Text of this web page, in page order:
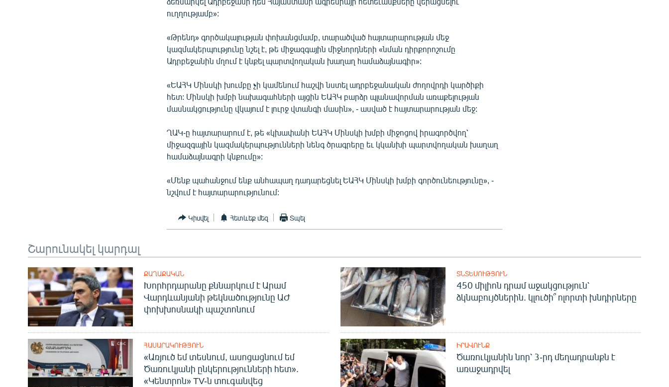
ուղղությամբ»:
«Թրենդ» գործակալության փոխանցմամբ, տարածված հայտարարության մեջ
կազմակերպությունը նշել է, թե միջազգային միջնորդների «նման դիրքորոշումը
Ադրբեջանին մղում է կնքել պարտվողական խաղաղ համաձայնագիր»:
«ԵԱՀԿ Մինսկի խումբը չի կամենում հաշվի նստել ադրբեջանական ժողովրդի կարծիքի
հետ: Մինսկի խմբի նախագահների այցին ԵԱՀԿ բարձր պլանավորման առաքելության
մասնակցությունը վկայում է լուրջ վտանգի մասին», - ասված է հայտարարության մեջ:
ՂԱԿ-ը հայտարարում է, թե «կխափանի ԵԱՀԿ Մինսկի խմբի միջոցով իրագործվող՝
միջազգային կազմակերպությունների նենգ ծրագրերը եւ կկանխի պարտվողական խաղաղ
համաձայնագրի կնքումը»:
«Մենք պահանջում ենք անհապաղ դադարեցնել ԵԱՀԿ Մինսկի խմբի գործունեությունը», -
նշվում է հայտարարությունում:
Կիսվել Հետևեք մեզ Տպել
Շարունակել կարդալ
ՔԱՂԱՔԱԿԱՆ
Խորհրդարանը քննարկում է Արամ
Վարդևանյանի թեկնածությունը ԱԺ
փոխխոսնակի պաշտոնում
ՏՆՏԵՍՈՒԹՅՈՒՆ
450 միլիոն դրամ աջակցություն՝
ձկնաբույծներին. կլուծի՞ ոլորտի խնդիրները
ՀԱՍԱՐԱԿՈՒԹՅՈՒՆ
«Առյուծ եմ տեսնում, ասոցացնում եմ
Ծառուկյանի ընկերությունների հետ».
«Կենտրոն» TV-ն տուգանվեց
ԻՐԱՎՈՒՆՔ
Ծառուկյանին նոր՝ 3-րդ մեղադրանքն է
առաջադրվել